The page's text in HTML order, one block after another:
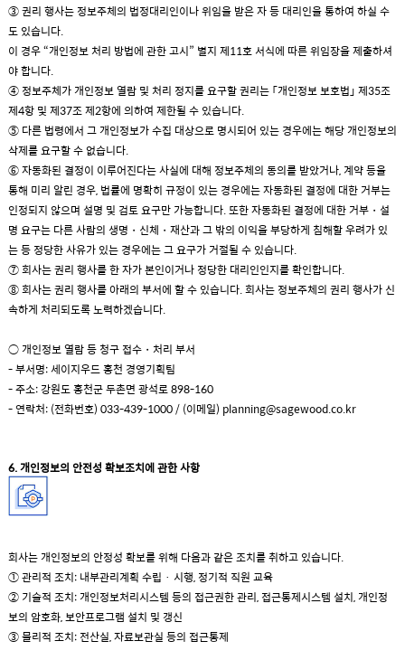
③ 권리 행사는 정보주체의 법정대리인이나 위임을 받은 자 등 대리인을 통하여 하실 수
도 있습니다.
이 경우 “개인정보 처리 방법에 관한 고시” 별지 제11호 서식에 따른 위임장을 제출하셔
야 합니다.
④ 정보주체가 개인정보 열람 및 처리 정지를 요구할 권리는 「개인정보 보호법」 제35조
제4항 및 제37조 제2항에 의하여 제한될 수 있습니다.
⑤ 다른 법령에서 그 개인정보가 수집 대상으로 명시되어 있는 경우에는 해당 개인정보의
삭제를 요구할 수 없습니다.
⑥ 자동화된 결정이 이루어진다는 사실에 대해 정보주체의 동의를 받았거나, 계약 등을
통해 미리 알린 경우, 법률에 명확히 규정이 있는 경우에는 자동화된 결정에 대한 거부는
인정되지 않으며 설명 및 검토 요구만 가능합니다. 또한 자동화된 결정에 대한 거부・설
명 요구는 다른 사람의 생명・신체・재산과 그 밖의 이익을 부당하게 침해할 우려가 있
는 등 정당한 사유가 있는 경우에는 그 요구가 거절될 수 있습니다.
⑦ 회사는 권리 행사를 한 자가 본인이거나 정당한 대리인인지를 확인합니다.
⑧ 회사는 권리 행사를 아래의 부서에 할 수 있습니다. 회사는 정보주체의 권리 행사가 신
속하게 처리되도록 노력하겠습니다.
○ 개인정보 열람 등 청구 접수・처리 부서
- 부서명: 세이지우드 홍천 경영기획팀
- 주소: 강원도 홍천군 두촌면 광석로 898-160
- 연락처: (전화번호) 033-439-1000 / (이메일) planning@sagewood.co.kr
6. 개인정보의 안전성 확보조치에 관한 사항
회사는 개인정보의 안정성 확보를 위해 다음과 같은 조치를 취하고 있습니다.
① 관리적 조치: 내부관리계획 수립 · 시행, 정기적 직원 교육
② 기술적 조치: 개인정보처리시스템 등의 접근권한 관리, 접근통제시스템 설치, 개인정
보의 암호화, 보안프로그램 설치 및 갱신
③ 물리적 조치: 전산실, 자료보관실 등의 접근통제